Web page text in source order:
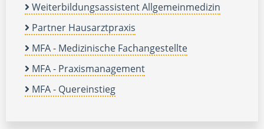
Weiterbildungsassistent Allgemeinmedizin
Partner Hausarztpraxis
MFA - Medizinische Fachangestellte
MFA - Praxismanagement
MFA - Quereinstieg